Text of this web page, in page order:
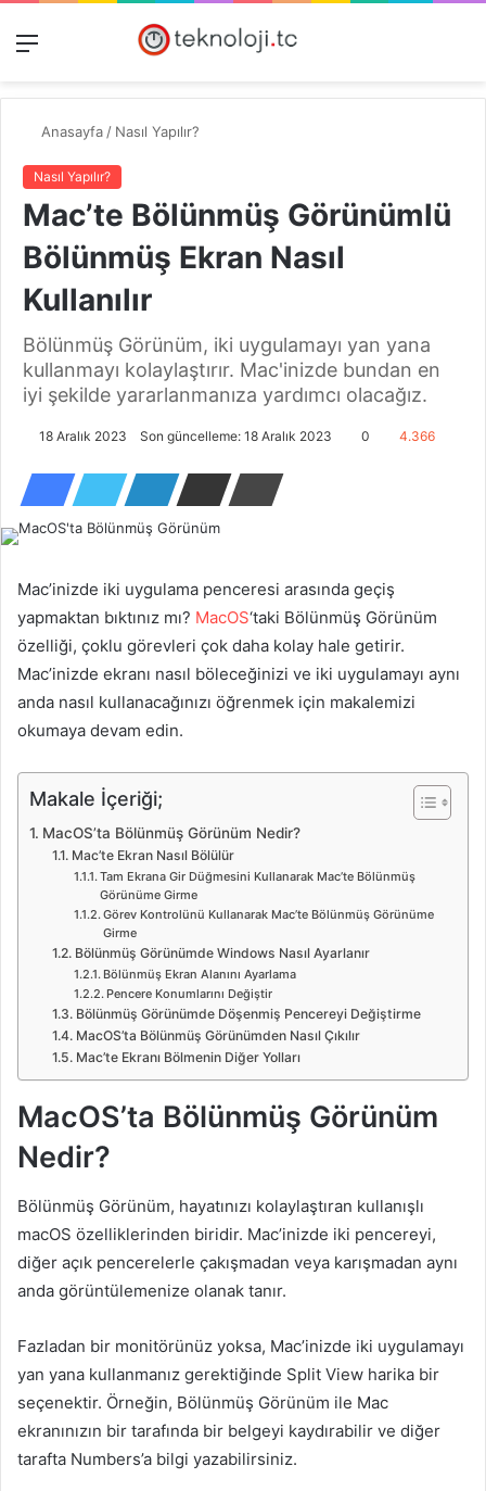
Kayıt
Anasayfa / Nasıl Yapılır?
Nasıl Yapılır?
Mac’te Bölünmüş Görünümlü
Bölünmüş Ekran Nasıl
Kullanılır
Bölünmüş Görünüm, iki uygulamayı yan yana
kullanmayı kolaylaştırır. Mac'inizde bundan en
iyi şekilde yararlanmanıza yardımcı olacağız.
18 Aralık 2023 Son güncelleme: 18 Aralık 2023 0 4.366
Mac’inizde iki uygulama penceresi arasında geçiş
yapmaktan bıktınız mı? MacOS‘taki Bölünmüş Görünüm
özelliği, çoklu görevleri çok daha kolay hale getirir.
Mac’inizde ekranı nasıl böleceğinizi ve iki uygulamayı aynı
anda nasıl kullanacağınızı öğrenmek için makalemizi
okumaya devam edin.
Makale İçeriği;
MacOS’ta Bölünmüş Görünüm Nedir?
Mac’te Ekran Nasıl Bölülür
Tam Ekrana Gir Düğmesini Kullanarak Mac’te Bölünmüş
Görünüme Girme
Görev Kontrolünü Kullanarak Mac’te Bölünmüş Görünüme
Girme
Bölünmüş Görünümde Windows Nasıl Ayarlanır
Bölünmüş Ekran Alanını Ayarlama
Pencere Konumlarını Değiştir
Bölünmüş Görünümde Döşenmiş Pencereyi Değiştirme
MacOS’ta Bölünmüş Görünümden Nasıl Çıkılır
Mac’te Ekranı Bölmenin Diğer Yolları
MacOS’ta Bölünmüş Görünüm
Nedir?
Bölünmüş Görünüm, hayatınızı kolaylaştıran kullanışlı
macOS özelliklerinden biridir. Mac’inizde iki pencereyi,
diğer açık pencerelerle çakışmadan veya karışmadan aynı
anda görüntülemenize olanak tanır.
Fazladan bir monitörünüz yoksa, Mac’inizde iki uygulamayı
yan yana kullanmanız gerektiğinde Split View harika bir
seçenektir. Örneğin, Bölünmüş Görünüm ile Mac
ekranınızın bir tarafında bir belgeyi kaydırabilir ve diğer
tarafta Numbers’a bilgi yazabilirsiniz.